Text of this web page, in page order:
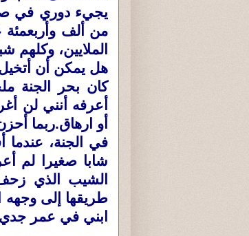
يجيء دوري في
من ألف
الملايين، وكلهم
هل يمكن أن أتخيل
كان بحر الجنة
أعرفه أنني لن
أو ارهاق.ربما
في الجنة، عندما
شابا صغيرا لم
الشيب الذي
طريقها إلى
ابني في عمر